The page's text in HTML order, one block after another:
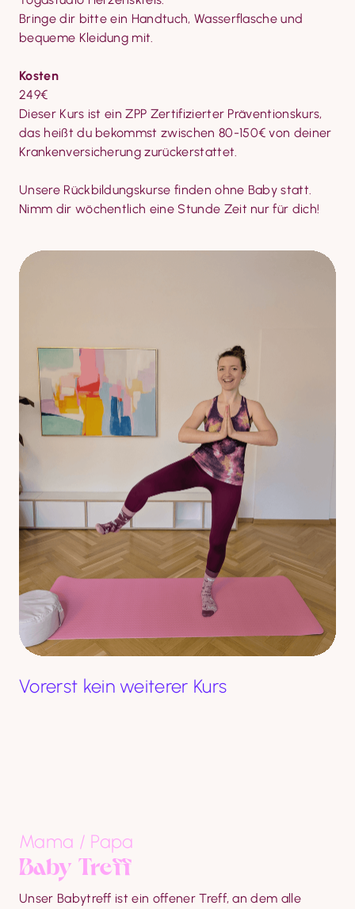
Bringe dir bitte ein Handtuch, Wasserflasche und
bequeme Kleidung mit.
Kosten
249€
Dieser Kurs ist ein ZPP Zertifizierter Präventionskurs,
das heißt du bekommst zwischen 80-150€ von deiner
Krankenversicherung zurückerstattet.
Unsere Rückbildungskurse finden ohne Baby statt.
Nimm dir wöchentlich eine Stunde Zeit nur für dich!
Vorerst kein weiterer Kurs
Mama / Papa
Baby Treff
Unser Babytreff ist ein offener Treff, an dem alle